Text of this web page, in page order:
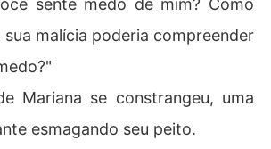
sente medo de mim? Como
sua malícia poderia compreender
Mariana se constrangeu, uma
esmagando seu peito.